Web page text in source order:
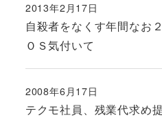
自殺者をなくす年間なお
ＯＳ気付いて
投稿日
2013年2月17日
テクモ社員、残業代求め
投稿日
2008年6月17日